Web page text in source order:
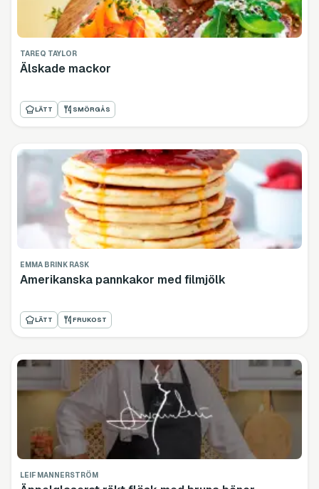
TAREQ TAYLOR
Älskade mackor
LÄTT SMÖRGÅS
EMMA BRINK RASK
Amerikanska pannkakor med filmjölk
LÄTT FRUKOST
LEIF MANNERSTRÖM